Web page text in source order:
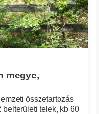
megye,
összetartozás
belterületi telek, kb 60